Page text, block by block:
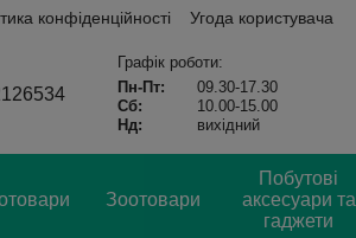
конфіденційності
Угода користувача
Графік роботи:
Пн-Пт:
09.30-17.30
Сб:
10.00-15.00
Нд:
вихідний
Зоотовари
Побутові
аксесуари та
гаджети